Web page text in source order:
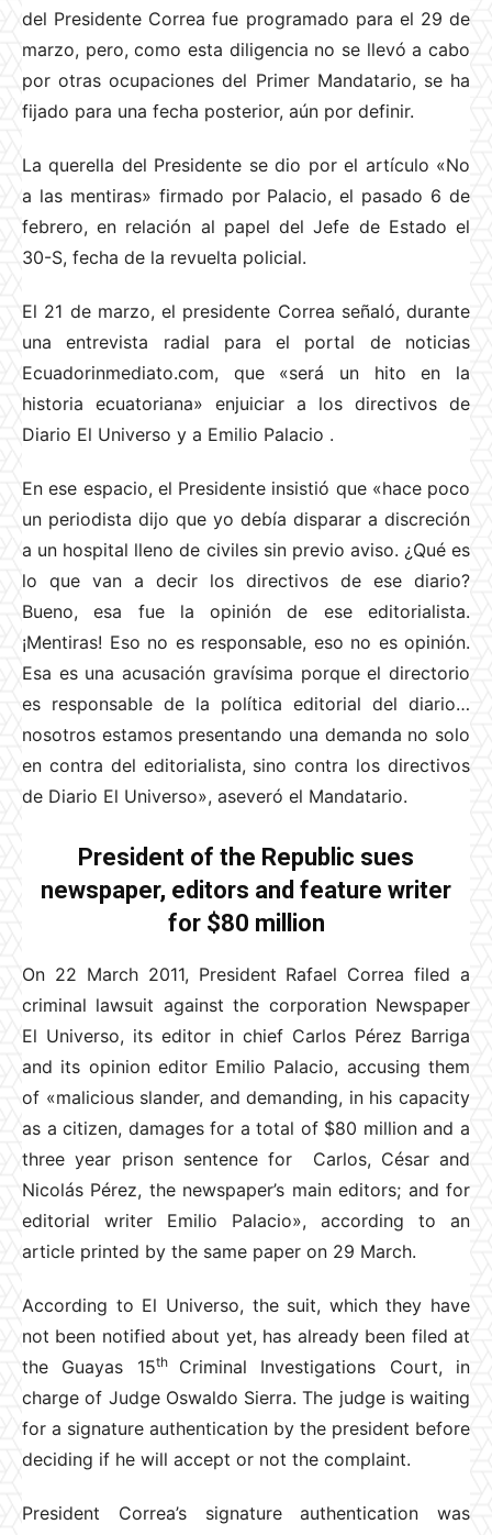
del Presidente Correa fue programado para el 29 de
marzo, pero, como esta diligencia no se llevó a cabo
por otras ocupaciones del Primer Mandatario, se ha
fijado para una fecha posterior, aún por definir.
La querella del Presidente se dio por el artículo «No
a las mentiras» firmado por Palacio, el pasado 6 de
febrero, en relación al papel del Jefe de Estado el
30-S, fecha de la revuelta policial.
El 21 de marzo, el presidente Correa señaló, durante
una entrevista radial para el portal de noticias
Ecuadorinmediato.com, que «será un hito en la
historia ecuatoriana» enjuiciar a los directivos de
Diario El Universo y a Emilio Palacio .
En ese espacio, el Presidente insistió que «hace poco
un periodista dijo que yo debía disparar a discreción
a un hospital lleno de civiles sin previo aviso. ¿Qué es
lo que van a decir los directivos de ese diario?
Bueno, esa fue la opinión de ese editorialista.
¡Mentiras! Eso no es responsable, eso no es opinión.
Esa es una acusación gravísima porque el directorio
es responsable de la política editorial del diario…
nosotros estamos presentando una demanda no solo
en contra del editorialista, sino contra los directivos
de Diario El Universo», aseveró el Mandatario.
President of the Republic sues
newspaper, editors and feature writer
for $80 million
On 22 March 2011, President Rafael Correa filed a
criminal lawsuit against the corporation Newspaper
El Universo, its editor in chief Carlos Pérez Barriga
and its opinion editor Emilio Palacio, accusing them
of «malicious slander, and demanding, in his capacity
as a citizen, damages for a total of $80 million and a
three year prison sentence for Carlos, César and
Nicolás Pérez, the newspaper’s main editors; and for
editorial writer Emilio Palacio», according to an
article printed by the same paper on 29 March.
According to El Universo, the suit, which they have
not been notified about yet, has already been filed at
the Guayas 15th Criminal Investigations Court, in
charge of Judge Oswaldo Sierra. The judge is waiting
for a signature authentication by the president before
deciding if he will accept or not the complaint.
President Correa’s signature authentication was